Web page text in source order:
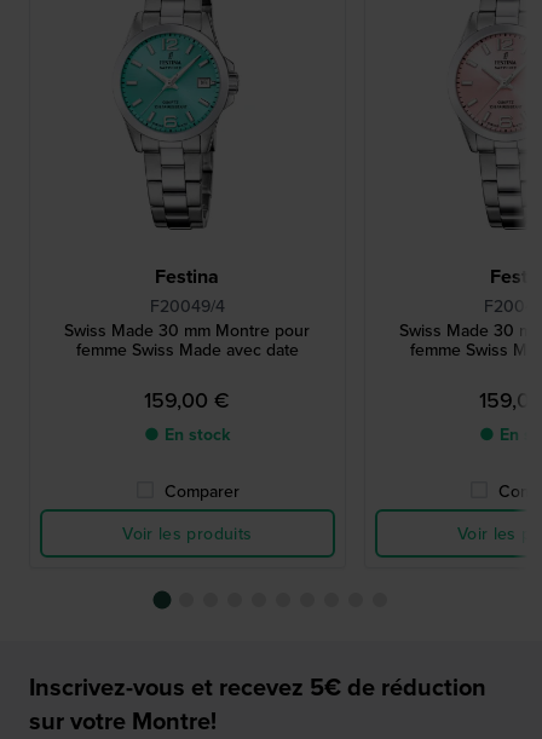
Festina
F20049/4
Swiss Made 30 mm Montre pour
femme Swiss Made avec date
159,00 €
● En stock
Comparer
Voir les produits
Swiss Made 30
femme Swiss
● En
Voir les
Inscrivez-vous et recevez 5€ de réduction
sur votre Montre!